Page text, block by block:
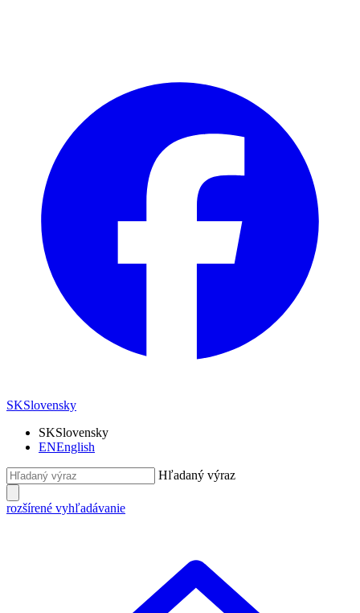
SKSlovensky
SKSlovensky
ENEnglish
Hľadaný výraz
rozšírené vyhľadávanie